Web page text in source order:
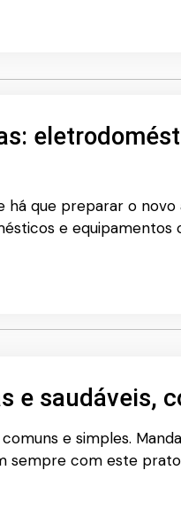
há que preparar o
e equipamentos
e saudáveis,
e simples.
sempre com este